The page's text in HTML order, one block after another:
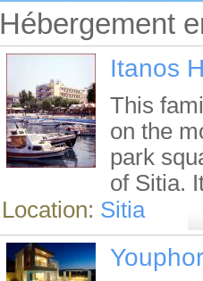
Hébergement
Itanos
This
on the
park
of Sitia.
Location: Sitia